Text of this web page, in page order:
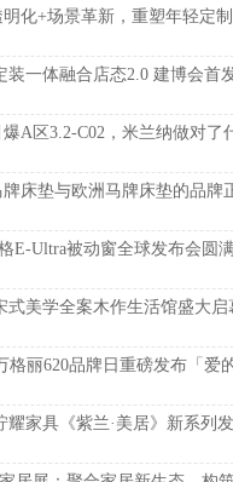
化+场景革新，重塑年轻定
装一体融合店态2.0 建博会首
A区3.2-C02，米兰纳做对了
床垫与欧洲马牌床垫的品牌
E-Ultra被动窗全球发布会圆
式美学全案木作生活馆盛大启
格丽620品牌日重磅发布「爱
耀家具《紫兰·美居》新系列